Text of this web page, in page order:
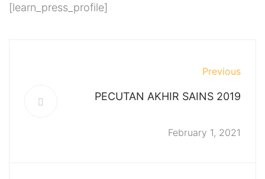
[learn_press_profile]
Previous
PECUTAN AKHIR SAINS 2019
February 1, 2021